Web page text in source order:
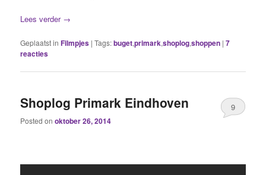
Lees verder →
Geplaatst in Filmpjes |Tags:buget,primark,shoplog,shoppen |7
reacties
Shoplog Primark Eindhoven
Posted onoktober 26, 2014
9